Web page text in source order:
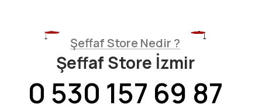
Şeffaf Store Nedir ?
Şeffaf Store İzmir
0 530 157 69 87